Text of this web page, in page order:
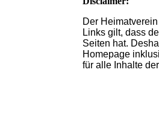
Der
Links gilt, dass
Seiten hat.
Homepage
für alle Inhalte